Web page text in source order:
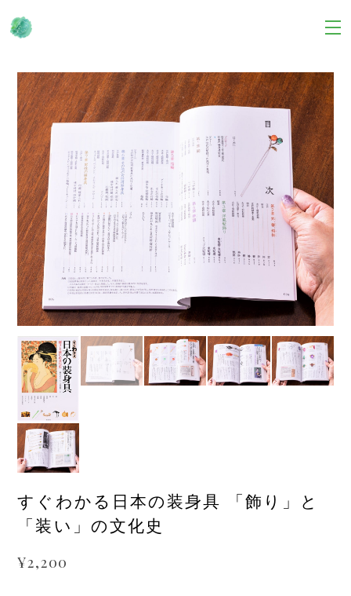
すぐわかる日本の装身具 「飾り」と
「装い」の文化史
¥2,200